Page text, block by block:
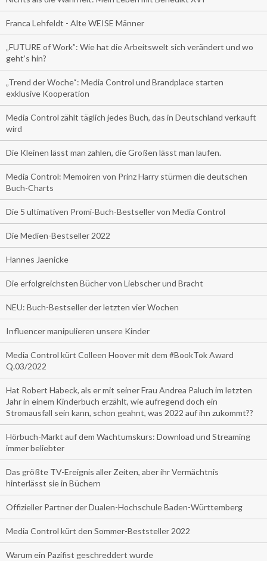
Franca Lehfeldt - Alte WEISE Männer
„FUTURE of Work”: Wie hat die Arbeitswelt sich verändert und wo
geht’s hin?
„Trend der Woche“: Media Control und Brandplace starten
exklusive Kooperation
Media Control zählt täglich jedes Buch, das in Deutschland verkauft
wird
Die Kleinen lässt man zahlen, die Großen lässt man laufen.
Media Control: Memoiren von Prinz Harry stürmen die deutschen
Buch-Charts
Die 5 ultimativen Promi-Buch-Bestseller von Media Control
Die Medien-Bestseller 2022
Hannes Jaenicke
Die erfolgreichsten Bücher von Liebscher und Bracht
NEU: Buch-Bestseller der letzten vier Wochen
Influencer manipulieren unsere Kinder
Media Control kürt Colleen Hoover mit dem #BookTok Award
Q.03/2022
Hat Robert Habeck, als er mit seiner Frau Andrea Paluch im letzten
Jahr in einem Kinderbuch erzählt, wie aufregend doch ein
Stromausfall sein kann, schon geahnt, was 2022 auf ihn zukommt??
Hörbuch-Markt auf dem Wachtumskurs: Download und Streaming
immer beliebter
Das größte TV-Ereignis aller Zeiten, aber ihr Vermächtnis
hinterlässt sie in Büchern
Offizieller Partner der Dualen-Hochschule Baden-Württemberg
Media Control kürt den Sommer-Beststeller 2022
Warum ein Pazifist geschreddert wurde